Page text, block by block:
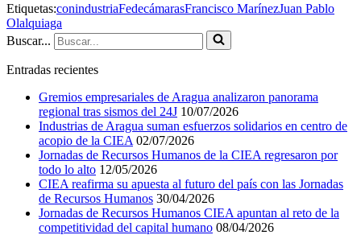
Etiquetas:conindustriaFedecámarasFrancisco MarínezJuan Pablo
Olalquiaga
Buscar...
Entradas recientes
Gremios empresariales de Aragua analizaron panorama
regional tras sismos del 24J 10/07/2026
Industrias de Aragua suman esfuerzos solidarios en centro de
acopio de la CIEA 02/07/2026
Jornadas de Recursos Humanos de la CIEA regresaron por
todo lo alto 12/05/2026
CIEA reafirma su apuesta al futuro del país con las Jornadas
de Recursos Humanos 30/04/2026
Jornadas de Recursos Humanos CIEA apuntan al reto de la
competitividad del capital humano 08/04/2026